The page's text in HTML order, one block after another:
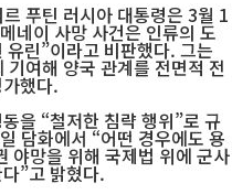
푸틴 러시아 대통령은 3월 1
네이 사망 사건은 인류의 도
린”이라고 비판했다. 그는
여해 양국 관계를 전면적 전
했다.
을 “철저한 침략 행위”로 규
담화에서 “어떤 경우에도 용
야망을 위해 국제법 위에 군사
”고 밝혔다.